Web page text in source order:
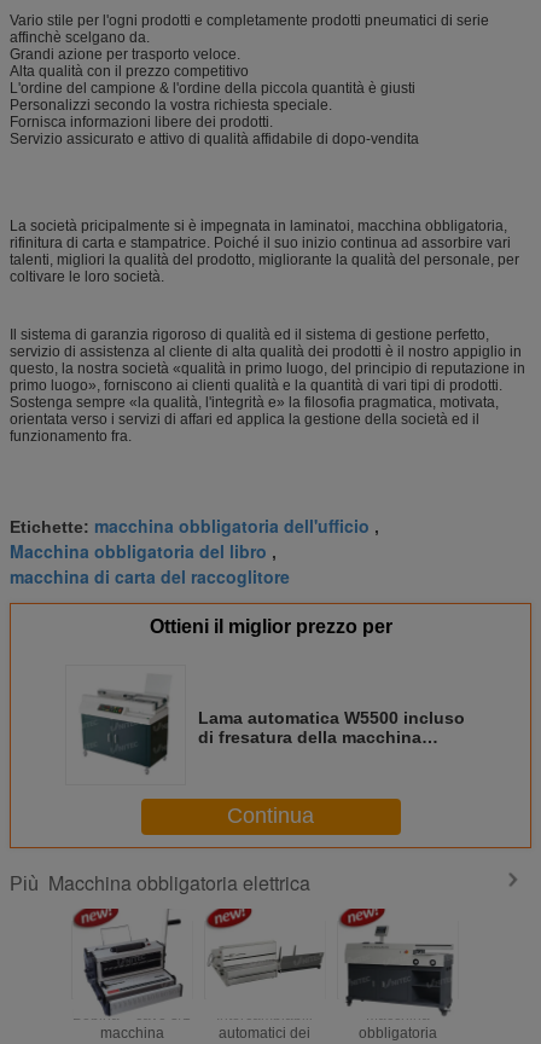
Vario stile per l'ogni prodotti e completamente prodotti pneumatici di serie
affinchè scelgano da.
Grandi azione per trasporto veloce.
Alta qualità con il prezzo competitivo
L'ordine del campione & l'ordine della piccola quantità è giusti
Personalizzi secondo la vostra richiesta speciale.
Fornisca informazioni libere dei prodotti.
Servizio assicurato e attivo di qualità affidabile di dopo-vendita
La società pricipalmente si è impegnata in laminatoi, macchina obbligatoria,
rifinitura di carta e stampatrice. Poiché il suo inizio continua ad assorbire vari
talenti, migliori la qualità del prodotto, migliorante la qualità del personale, per
coltivare le loro società.
Il sistema di garanzia rigoroso di qualità ed il sistema di gestione perfetto,
servizio di assistenza al cliente di alta qualità dei prodotti è il nostro appiglio in
questo, la nostra società «qualità in primo luogo, del principio di reputazione in
primo luogo», forniscono ai clienti qualità e la quantità di vari tipi di prodotti.
Sostenga sempre «la qualità, l'integrità e» la filosofia pragmatica, motivata,
orientata verso i servizi di affari ed applica la gestione della società ed il
funzionamento fra.
Etichette: macchina obbligatoria dell'ufficio ,
Macchina obbligatoria del libro ,
macchina di carta del raccoglitore
Ottieni il miglior prezzo per
Lama automatica W5500 incluso
di fresatura della macchina
piccola
Continua
Più Macchina obbligatoria elettrica
Bobina + cavo 3/1
macchina
Intercambiabili
automatici dei
Macchina
obbligatoria